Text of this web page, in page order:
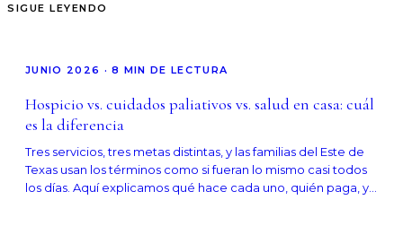
SIGUE LEYENDO
JUNIO 2026 ·8 MIN DE LECTURA
Hospicio vs. cuidados paliativos vs. salud en casa: cuál
es la diferencia
Tres servicios, tres metas distintas, y las familias del Este de
Texas usan los términos como si fueran lo mismo casi todos
los días. Aquí explicamos qué hace cada uno, quién paga, y